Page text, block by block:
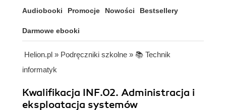
Audiobooki Promocje Nowości Bestsellery
Darmowe ebooki
Helion.pl » Podręczniki szkolne » 📚 Technik
informatyk
Kwalifikacja INF.02. Administracja i
eksploatacja systemów